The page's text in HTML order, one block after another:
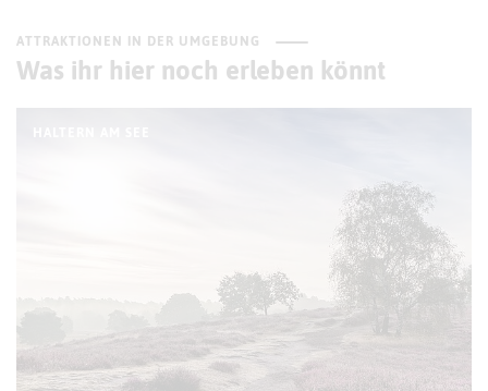
ATTRAKTIONEN IN DER UMGEBUNG
Was ihr hier noch erleben könnt